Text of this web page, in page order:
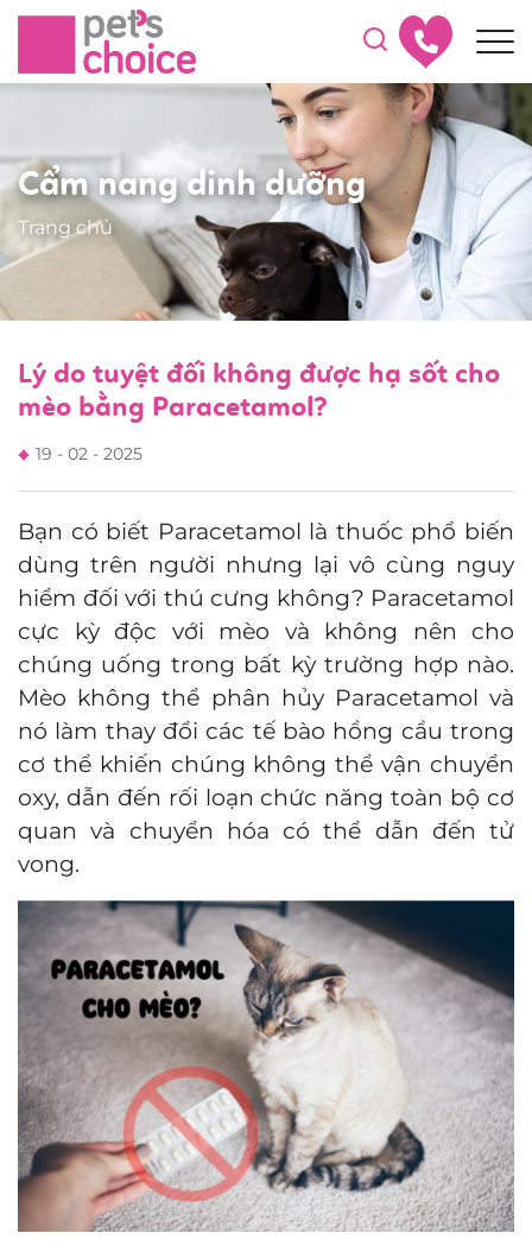
Cẩm nang dinh dưỡng
Trang chủ
Lý do tuyệt đối không được hạ sốt cho
mèo bằng Paracetamol?
19 - 02 - 2025
Bạn có biết Paracetamol là thuốc phổ biến
dùng trên người nhưng lại vô cùng nguy
hiểm đối với thú cưng không? Paracetamol
cực kỳ độc với mèo và không nên cho
chúng uống trong bất kỳ trường hợp nào.
Mèo không thể phân hủy Paracetamol và
nó làm thay đổi các tế bào hồng cầu trong
cơ thể khiến chúng không thể vận chuyển
oxy, dẫn đến rối loạn chức năng toàn bộ cơ
quan và chuyển hóa có thể dẫn đến tử
vong.